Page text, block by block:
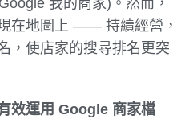
我的商家)。然而，
在地圖上 —— 持續經營，
，使店家的搜尋排名更突
效運用 Google 商家檔